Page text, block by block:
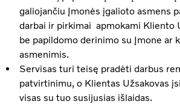
galiojančiu Įmonės įgalioto asmens
darbai ir pirkimai apmokami Kliento
be papildomo derinimo su Įmone ar
asmenimis.
Servisas turi teisę pradėti darbus
patvirtinimu, o Klientas Užsakovas
visas su tuo susijusias išlaidas.